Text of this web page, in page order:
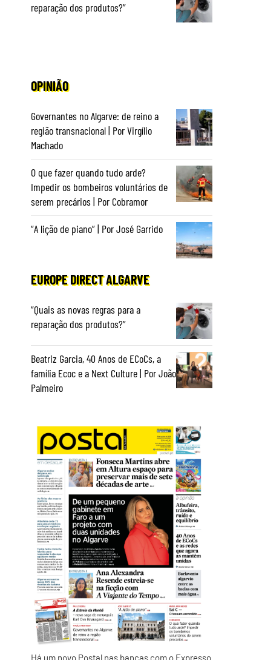
reparação dos produtos?”
OPINIÃO
Governantes no Algarve: de reino a
região transnacional | Por Virgílio
Machado
O que fazer quando tudo arde?
Impedir os bombeiros voluntários de
serem precários | Por Cobramor
“A lição de piano” | Por José Garrido
EUROPE DIRECT ALGARVE
“Quais as novas regras para a
reparação dos produtos?”
Beatriz Garcia, 40 Anos de ECoCs, a
família Ecoc e a Next Culture | Por João
Palmeiro